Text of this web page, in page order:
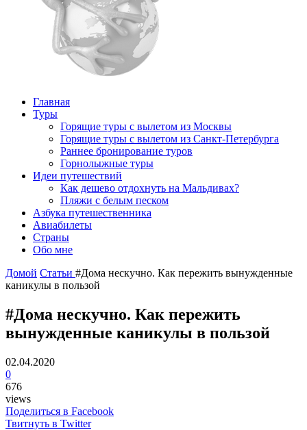
Главная
Туры
Горящие туры с вылетом из Москвы
Горящие туры с вылетом из Санкт-Петербурга
Раннее бронирование туров
Горнолыжные туры
Идеи путешествий
Как дешево отдохнуть на Мальдивах?
Пляжи с белым песком
Азбука путешественника
Авиабилеты
Страны
Обо мне
Домой Статьи #Дома нескучно. Как пережить вынужденные
каникулы в пользой
#Дома нескучно. Как пережить
вынужденные каникулы в пользой
02.04.2020
0
676
views
Поделиться в Facebook
Твитнуть в Twitter